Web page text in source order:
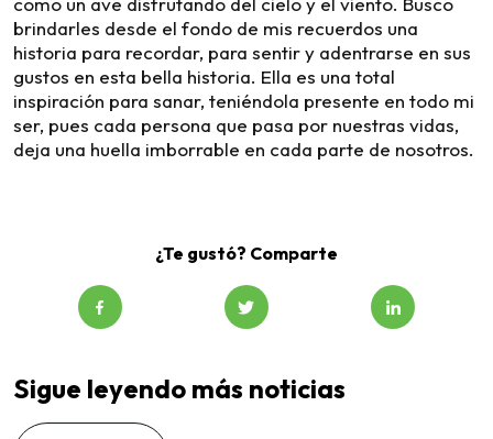
brindarles desde el fondo de mis recuerdos una
historia para recordar, para sentir y adentrarse en sus
gustos en esta bella historia. Ella es una total
inspiración para sanar, teniéndola presente en todo mi
ser, pues cada persona que pasa por nuestras vidas,
deja una huella imborrable en cada parte de nosotros.
¿Te gustó? Comparte
Sigue leyendo más noticias